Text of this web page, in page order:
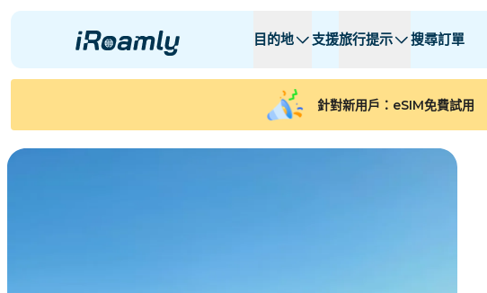
目的地 支援旅行提示 搜尋訂單
區域 eSIMs
所有目的地
阿根廷
所有目的地
針對新用戶：eSIM免費試用